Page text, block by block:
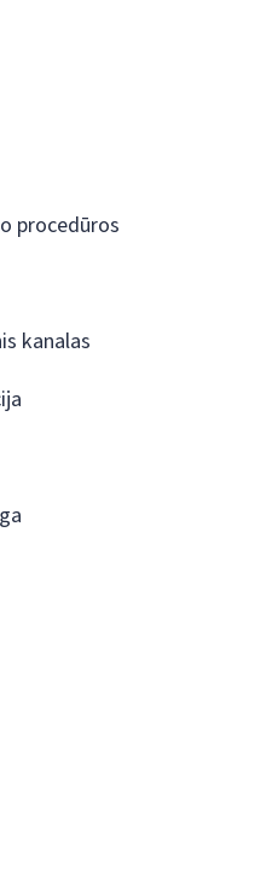
procedūros
kanalas